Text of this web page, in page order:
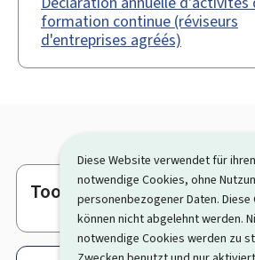
Diese Website verwendet für
notwendige Cookies, ohne
personenbezogener Daten. Diese
können nicht abgelehnt werden.
notwendige Cookies werden zu
formation continue (réviseurs
d'entreprises agréés)
Footer
Tools